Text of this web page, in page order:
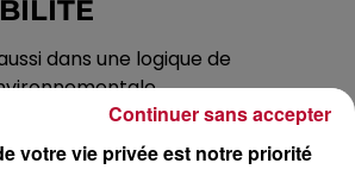
dans une logique de
meilleure performance
votre vie privée est notre priorité
Continuer sans accepter